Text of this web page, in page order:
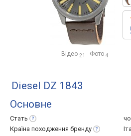
Відео 21 Фото 4
Diesel DZ 1843
Основне
Стать
Країна походження бренду